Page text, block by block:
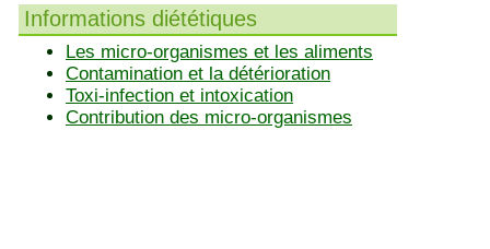
Informations diététiques
Les micro-organismes et les aliments
Contamination et la détérioration
Toxi-infection et intoxication
Contribution des micro-organismes